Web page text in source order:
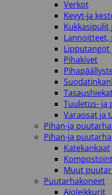
Verkot
Kevyt-ja
Kukkasipulit
Lannoitteet,
Lipputangot
Pihakivet
Tuuletus- ja
Varaosat ja
Pihan-ja
Pihan-ja
Katekankaat
Muut
Puutarhakoneet
Ajoleikkurit